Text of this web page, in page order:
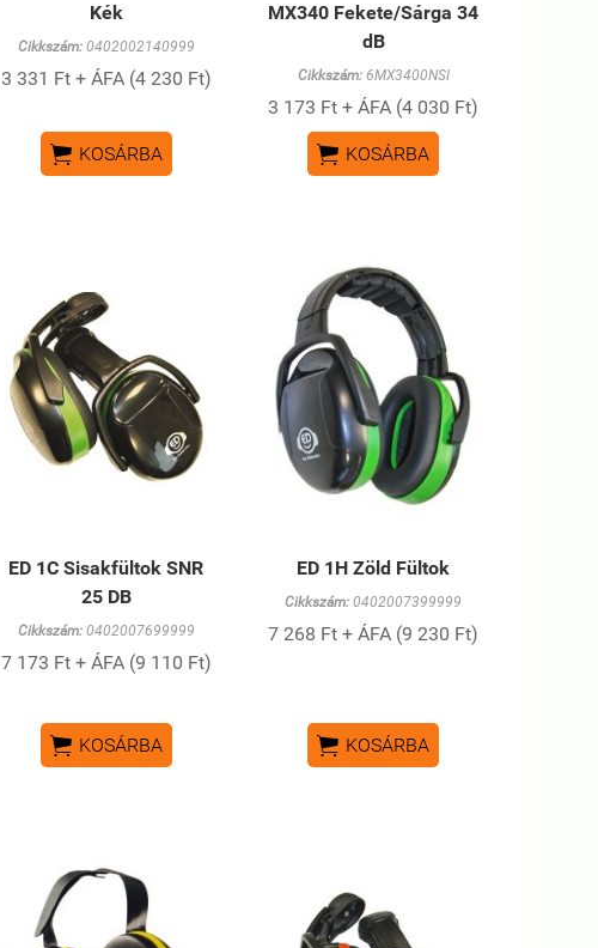
Kék
Cikkszám:0402002140999
3 331 Ft + ÁFA (4 230 Ft)
 KOSÁRBA
MX340 Fekete/Sárga 34
dB
Cikkszám:6MX3400NSI
3 173 Ft + ÁFA (4 030 Ft)
 KOSÁRBA
ED 1C Sisakfültok SNR
25 DB
Cikkszám:0402007699999
7 173 Ft + ÁFA (9 110 Ft)
 KOSÁRBA
ED 1H Zöld Fültok
Cikkszám: 0402007399999
7 268 Ft + ÁFA (9 230 Ft)
 KOSÁRBA